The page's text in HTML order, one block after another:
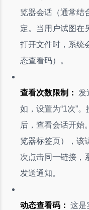
览器会话（通常结
定。当用户试图在
打开文件时，系统
态查看码）。
查看次数限制：
发
如，设置为“1次”
后，查看会话开始
览器标签页），该
次点击同一链接，
发送通知。
动态查看码： 这是